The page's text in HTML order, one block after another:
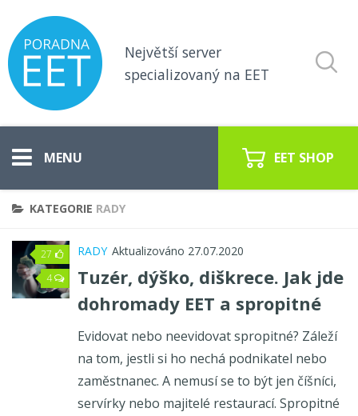
Největší server
specializovaný na EET
Vše o EET
Koho se týká EET
Pokladny pro EET
EET poradna
Aktuální zprávy o EET
Český software pro EET
EET SHOP
KATEGORIE RADY
27
4
RADY Aktualizováno 27.07.2020
Tuzér, dýško, diškrece. Jak jde
dohromady EET a spropitné
Evidovat nebo neevidovat spropitné? Záleží
na tom, jestli si ho nechá podnikatel nebo
zaměstnanec. A nemusí se to být jen číšníci,
servírky nebo majitelé restaurací. Spropitné